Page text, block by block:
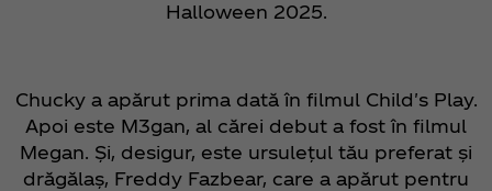
Halloween 2025.
Chucky a apărut prima dată în filmul Child's Play.
Apoi este M3gan, al cărei debut a fost în filmul
Megan. Și, desigur, este ursulețul tău preferat și
drăgălaș, Freddy Fazbear, care a apărut pentru